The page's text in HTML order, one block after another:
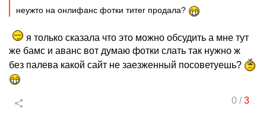
неужто на онлифанс фотки титег продала?
я только сказала что это можно обсудить а мне тут
же бамс и аванс вот думаю фотки слать так нужно ж
без палева какой сайт не заезженный посоветуешь?
0/3